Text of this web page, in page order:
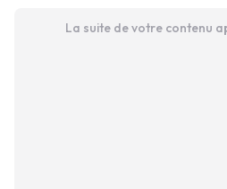
La suite de votre contenu